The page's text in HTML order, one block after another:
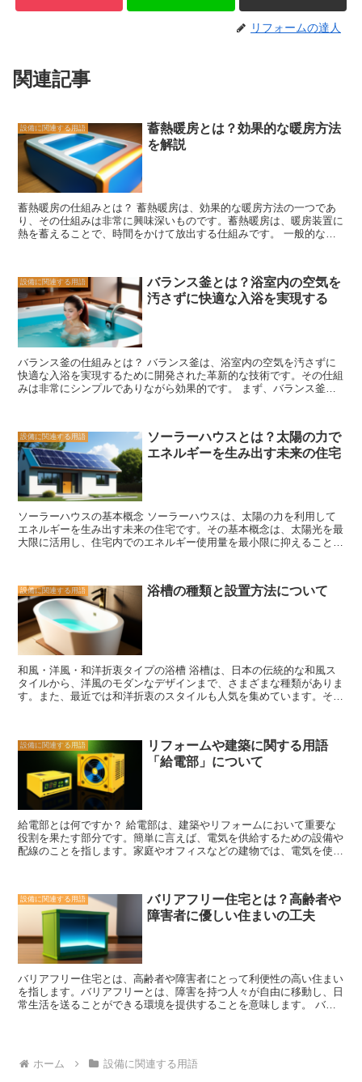
リフォームの達人
関連記事
設備に関連する用語
蓄熱暖房とは？効果的な暖房方法
を解説
蓄熱暖房の仕組みとは？ 蓄熱暖房は、効果的な暖房方法の一つであ
り、その仕組みは非常に興味深いものです。蓄熱暖房は、暖房装置に
熱を蓄えることで、時間をかけて放出する仕組みです。 一般的な蓄
は、電気やガスなどのエネルギーを使って熱を蓄えることができま
す。 蓄熱暖房の仕組みは、まず蓄熱材が熱を吸収し始めます。例え
ば、夜間に電気を使って蓄熱材を加熱すると、蓄熱材は熱を蓄えま
す。そして、朝や昼間になると、蓄熱材は蓄えた熱を放出し始めま
す。 このように、蓄熱暖房は時間をかけて熱を放出するため、一度
暖めた部屋を長時間暖かく保つことができます。また、蓄熱暖房はエ
ネルギー効率も高く、電気やガスの使用量を抑えることができます。
さらに、蓄熱暖房は快適な暖かさを提供するだけでなく、室内の湿度
を保つ効果もあります。蓄熱材が熱を放出する際に、湿度を保つ働き
があるため、乾燥した空気になりにくくなります。 蓄熱暖房は、効
効率が高く、快適な暖かさを提供するだけでなく、湿度を保つ効果も
あるため、冬の寒さに悩まされることなく過ごすことができます。
設備に関連する用語
バランス釜とは？浴室内の空気を
汚さずに快適な入浴を実現する
バランス釜の仕組みとは？ バランス釜は、浴室内の空気を汚さずに
快適な入浴を実現するために開発された革新的な技術です。その仕組
みは非常にシンプルでありながら効果的です。 まず、バランス釜は
循環し、湿気や臭いがこもることなく快適な環境が保たれます。 さ
らに、バランス釜は排気口と入口の間にフィルターを設置していま
す。このフィルターは微粒子や異物を取り除く役割を果たし、浴室内
の空気を清潔に保つことができます。また、フィルターは定期的に清
掃や交換が必要ですが、一般的なメンテナンス作業で簡単に行うこと
ができます。 さらに、バランス釜は省エネ効果もあります。排気口
から排出される湿気や熱気は、浴室内の温度を下げる原因となりま
す。しかし、バランス釜の仕組みにより、湿気や熱気を外部に排出す
ることで浴室内の温度を一定に保つことができます。その結果、給湯
供するための優れた技術です。その仕組みを理解し、適切なメンテナ
ンスを行うことで、より長く快適な入浴を楽しむことができます。
設備に関連する用語
ソーラーハウスとは？太陽の力で
エネルギーを生み出す未来の住宅
ソーラーハウスの基本概念 ソーラーハウスは、太陽の力を利用して
エネルギーを生み出す未来の住宅です。その基本概念は、太陽光を最
大限に活用し、住宅内でのエネルギー使用量を最小限に抑えることに
発電することができます。発電された電力は、住宅内で使用される電
化製品や照明などに供給されます。 さらに、ソーラーハウスでは断
熱性能の向上も重要な要素です。断熱材や二重窓などを使用すること
で、外部からの熱や冷気の侵入を防ぎ、室内の温度を一定に保つこと
ができます。これにより、冷暖房の使用量を減らすことができます。
また、ソーラーハウスでは省エネルギー設備も重要な役割を果たしま
す。エネルギー効率の高いエアコンや照明器具、給湯器などを使用す
ることで、電力の消費量を抑えることができます。さらに、エネルギ
ーの再利用も考慮されており、太陽光発電で余った電力を蓄えるため
の蓄電池や、雨水を利用するための雨水タンクなどが設置されること
し、エネルギーの無駄を最小限に抑えることで、地球環境への負荷を
軽減することができます。これからの未来の住宅として、ソーラーハ
ウスの普及がますます進んでいくことが期待されます。
設備に関連する用語 浴槽の種類と設置方法について
和風・洋風・和洋折衷タイプの浴槽 浴槽は、日本の伝統的な和風ス
タイルから、洋風のモダンなデザインまで、さまざまな種類がありま
す。また、最近では和洋折衷のスタイルも人気を集めています。それ
します。和風浴槽の設置方法は、浴室の一角に据え付けるタイプが一
般的です。また、木材の特性を活かして、湯船の形状やサイズを自由
にカスタマイズすることも可能です。 一方、洋風の浴槽は、シンプ
ルでモダンなデザインが特徴です。ステンレスやアクリルなどの素材
を使用し、洗練された印象を与えます。洋風浴槽の設置方法は、壁に
埋め込むタイプやフリースタンディングタイプなど、さまざまなバリ
エーションがあります。また、機能面でも進化しており、ジェットバ
スや音楽再生機能など、快適な入浴体験を提供します。 和洋折衷タ
イプの浴槽は、和風と洋風の要素を組み合わせたデザインです。木材
風浴槽と同様に浴室の一角に据え付けることが一般的です。和洋折衷
の浴槽は、和風と洋風の融合を楽しみたい方におすすめです。 いず
れの浴槽も、自宅の風呂場に個性と快適さを与えることができます。
自分の好みやライフスタイルに合わせて、最適な浴槽を選びましょ
う。設置方法やメンテナンス方法についても、専門家に相談すること
をおすすめします。快適な入浴体験を実現するために、ぜひ浴槽の種
設備に関連する用語
リフォームや建築に関する用語
「給電部」について
給電部とは何ですか？ 給電部は、建築やリフォームにおいて重要な
役割を果たす部分です。簡単に言えば、電気を供給するための設備や
配線のことを指します。家庭やオフィスなどの建物では、電気を使用
気の使用量を計測するための装置です。電力メーターは通常、建物の
外部に設置されており、電力会社が使用量を確認するためにアクセス
できるようになっています。 2. 配電盤 電気を各部屋や設備に供給す
るための配線やスイッチが設置されているパネルです。配電盤は通
常、建物の内部に設置されており、電気の供給を制御する役割を果た
しています。 3. 配線 電気を各部屋や設備に供給するための配線で
す。配線は建物の壁や天井の中に埋め込まれており、電気を安全かつ
効率的に供給する役割を果たしています。 給電部は、建物の安全性
や快適性に直結する重要な要素です。適切な設計と施工が行われてい
るかどうかは、電気の安定供給や火災のリスクを左右する要素となり
な点検を行い、必要に応じて修理や交換を行うことが重要です。 給
電部は建物の基盤となる重要な要素であり、電気を安全かつ効率的に
設備に関連する用語
バリアフリー住宅とは？高齢者や
障害者に優しい住まいの工夫
バリアフリー住宅とは、高齢者や障害者にとって利便性の高い住まい
を指します。バリアフリーとは、障害を持つ人々が自由に移動し、日
常生活を送ることができる環境を提供することを意味します。 バリ
た、段差のないフラットな床や手すりの設置なども重要な要素です。
さらに、バリアフリー住宅では、キッチンや浴室などの生活空間も配
ホーム 設備に関連する用語